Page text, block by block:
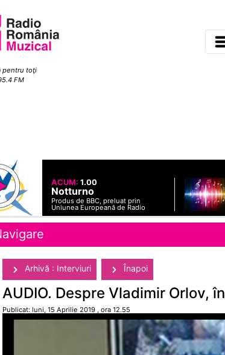
pentru toţi
FM
ACUM: 1.00
Notturno
Produs de BBC, preluat prin
Uniunea Europeană de Radio
Arhivă : Interviuri Înapoi
AUDIO. Despre Vladimir Orlov,
Publicat: luni, 15 Aprilie 2019 , ora 12.55